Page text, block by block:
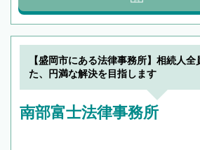
【盛岡市にある法律事務所】相続人全
た、円満な解決を目指します
南部富士法律事務所